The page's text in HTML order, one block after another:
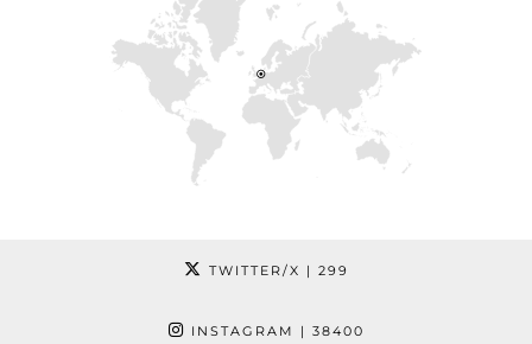
TWITTER/X | 299
INSTAGRAM | 38400